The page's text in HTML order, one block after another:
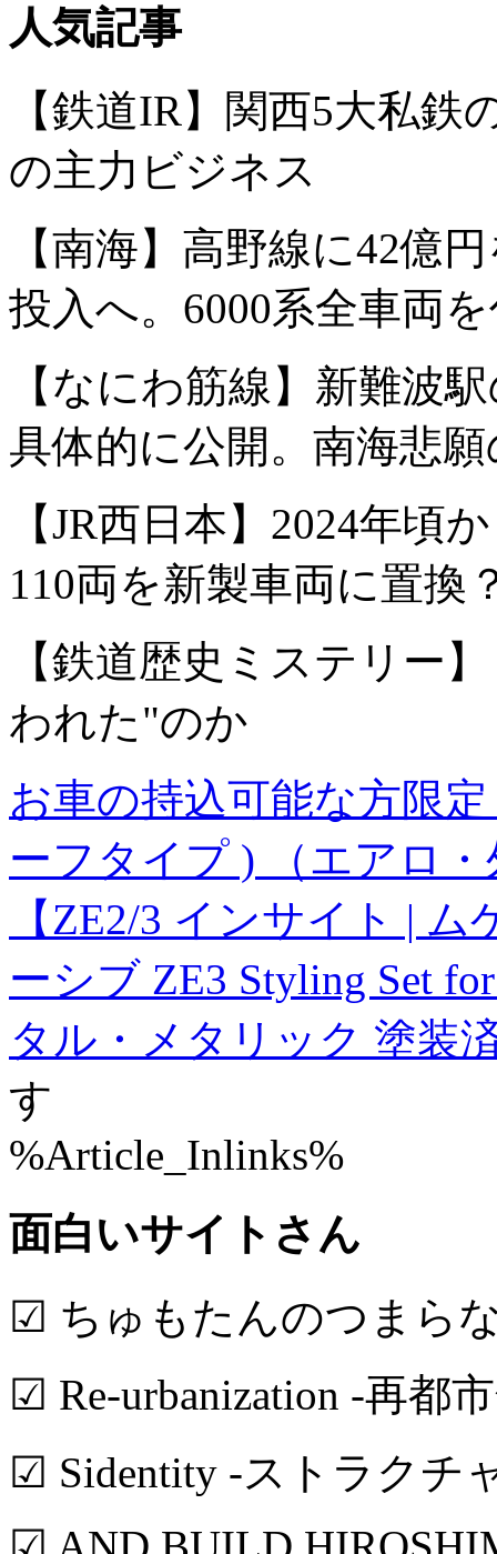
人気記事
【鉄道IR】関西5大私
の主力ビジネス
【南海】高野線に42億
投入へ。6000系全車両
【なにわ筋線】新難波
具体的に公開。南海悲
【JR西日本】2024年頃
110両を新製車両に置換
【鉄道歴史ミステリー
われた"のか
お車の持込可能な方限
ーフタイプ ) （エアロ
【ZE2/3 インサイト |
ーシブ ZE3 Styling Set
タル・メタリック 塗装
す
%Article_Inlinks%
面白いサイトさん
☑ ちゅもたんのつまら
☑ Re-urbanization -再都
☑ Sidentity -ストラクチ